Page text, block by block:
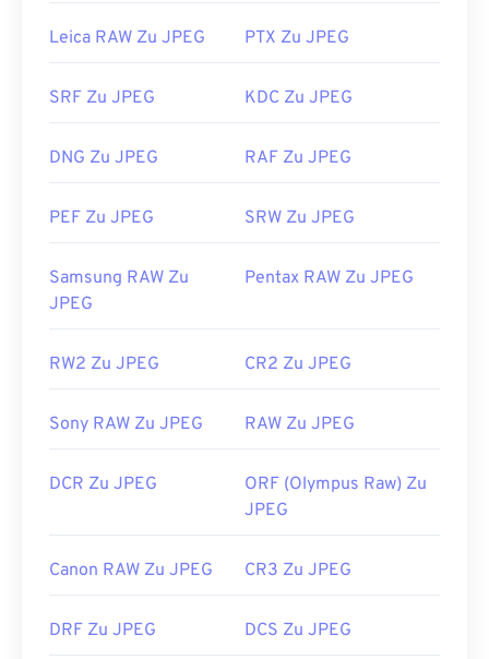
Anwendung zum Öffnen der Datei auszuwählen,
wieChrome, Microsoft-Anwendungen wie
Erstveröffentlichung:
18. September 1992
Nützliche Links:
Leica RAW Zu JPEG PTX Zu JPEG
SRF Zu JPEG KDC Zu JPEG
DNG Zu JPEG RAF Zu JPEG
PEF Zu JPEG SRW Zu JPEG
Samsung RAW Zu
JPEG
Pentax RAW Zu JPEG
RW2 Zu JPEG CR2 Zu JPEG
Sony RAW Zu JPEG RAW Zu JPEG
DCR Zu JPEG
ORF (Olympus Raw) Zu
JPEG
Canon RAW Zu JPEG CR3 Zu JPEG
DRF Zu JPEG DCS Zu JPEG